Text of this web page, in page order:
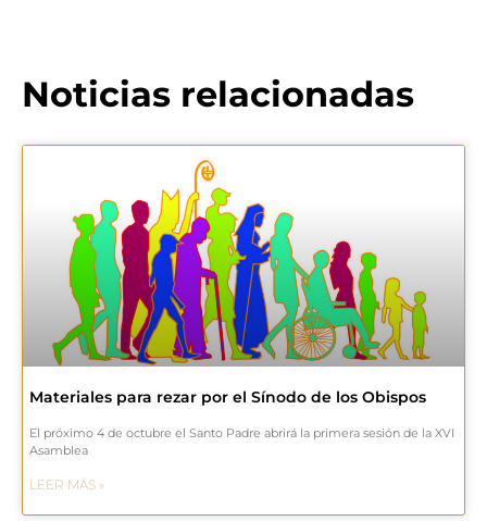
Noticias relacionadas
Materiales para rezar por el Sínodo de los Obispos
El próximo 4 de octubre el Santo Padre abrirá la primera sesión de la XVI
Asamblea
LEER MÁS »